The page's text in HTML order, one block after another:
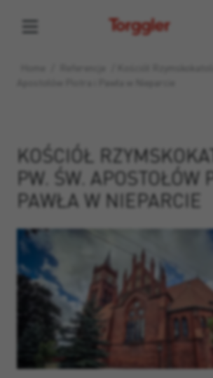
Torggler
KOŚCIÓŁ
PW. ŚW. APOSTOŁÓW
PAWŁA W NIEPARCIE